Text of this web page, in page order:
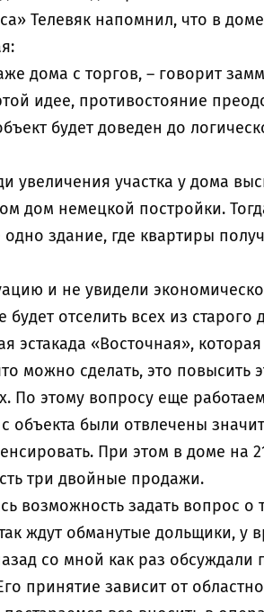
Телевяк напомнил, что в
дома с торгов, – говорит
идее, противостояние
будет доведен до
увеличения участка у дома
дом немецкой постройки.
здание, где квартиры
и не увидели
отселить всех из старого
эстакада «Восточная»,
можно сделать, это повысить
По этому вопросу еще
с объекта были отвлечены
При этом в доме на
три двойные продажи.
возможность задать вопрос о
ждут обманутые дольщики, у
со мной как раз обсуждали
принятие зависит от